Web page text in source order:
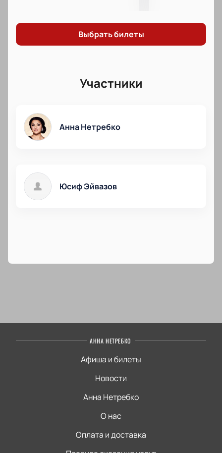
Выбрать билеты
Участники
Анна Нетребко
Юсиф Эйвазов
АННА НЕТРЕБКО
Афиша и билеты
Новости
Анна Нетребко
О нас
Оплата и доставка